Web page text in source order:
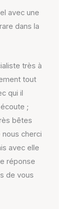
avec une
dans la
très à
tout
qui il
;
bêtes
cherci
avec elle
réponse
de vous